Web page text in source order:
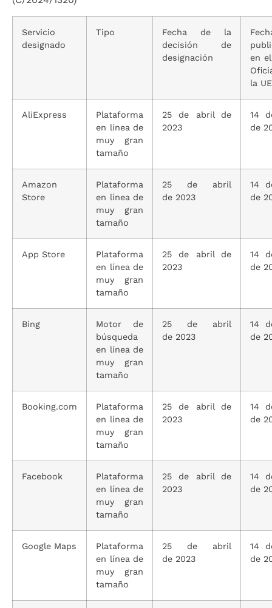
Servicio
designado
Tipo
Fecha de la
decisión de
designación
en
la UE
AliExpress
Plataforma
en línea de
muy gran
tamaño
25 de abril de
2023
14
de
Amazon
Store
Plataforma
en línea de
muy gran
tamaño
25 de abril
de 2023
14
de
App Store
Plataforma
en línea de
muy gran
tamaño
25 de abril de
2023
14
de
Bing
Motor de
búsqueda
en línea de
muy gran
tamaño
25 de abril
de 2023
14
de
Booking.com
Plataforma
en línea de
muy gran
tamaño
25 de abril de
2023
14
de
Facebook
Plataforma
en línea de
muy gran
tamaño
25 de abril de
2023
14
de
Google Maps
Plataforma
en línea de
muy gran
tamaño
25 de abril
de 2023
14
de